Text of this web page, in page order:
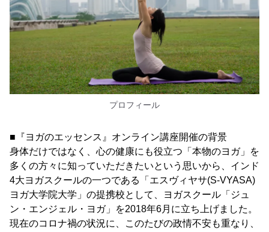
プロフィール
■『ヨガのエッセンス』オンライン講座開催の背景
身体だけではなく、心の健康にも役立つ「本物のヨガ」を
多くの方々に知っていただきたいという思いから、インド
4大ヨガスクールの一つである「エスヴィヤサ(S-VYASA)
ヨガ大学院大学」の提携校として、ヨガスクール「ジュ
ン・エンジェル・ヨガ」を2018年6月に立ち上げました。
現在のコロナ禍の状況に、このたびの政情不安も重なり、